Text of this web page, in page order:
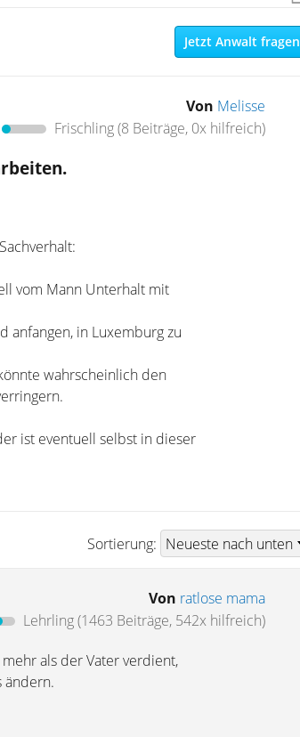
Jetzt Anwalt fragen
Von Melisse
Frischling(8 Beiträge, 0x hilfreich)
vom Mann Unterhalt mit
anfangen, in Luxemburg zu
wahrscheinlich den
ist eventuell selbst in dieser
Sortierung:
Von ratlose mama
Lehrling(1463 Beiträge, 542x hilfreich)
als der Vater verdient,
ändern.